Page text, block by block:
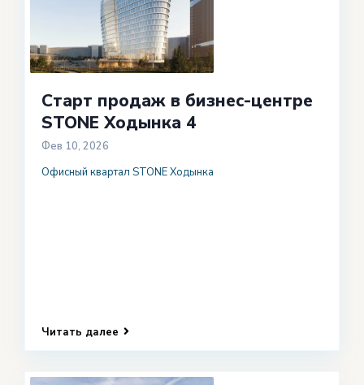
Старт продаж в бизнес-центре
STONE Ходынка 4
Фев 10, 2026
Офисный квартал STONE Ходынка
Читать далее